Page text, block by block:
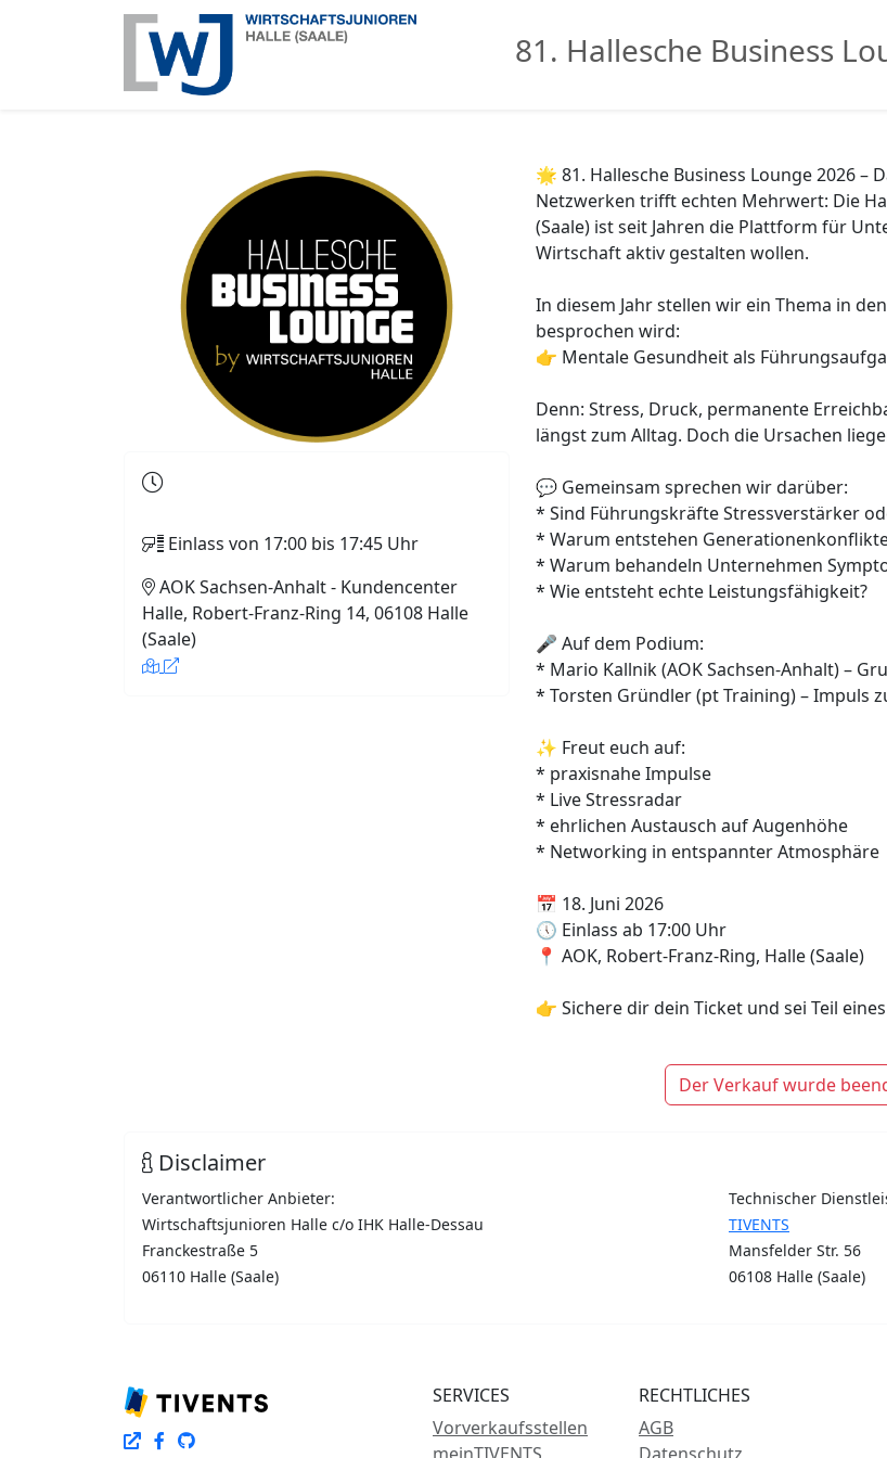
81. Hallesche Business
Einlass von 17:00 bis 17:45 Uhr
AOK Sachsen-Anhalt - Kundencenter
Halle, Robert-Franz-Ring 14, 06108 Halle
(Saale)
🌟 81. Hallesche Business Lounge 2026 –
Netzwerken trifft echten Mehrwert: Die
(Saale) ist seit Jahren die Plattform für
Wirtschaft aktiv gestalten wollen.
In diesem Jahr stellen wir ein Thema in
besprochen wird:
👉 Mentale Gesundheit als
Denn: Stress, Druck, permanente
längst zum Alltag. Doch die Ursachen
💬 Gemeinsam sprechen wir darüber:
* Sind Führungskräfte Stressverstärker
* Warum entstehen
* Warum behandeln Unternehmen
* Wie entsteht echte Leistungsfähigkeit?
🎤 Auf dem Podium:
* Mario Kallnik (AOK Sachsen-Anhalt) –
* Torsten Gründler (pt Training) – Impuls
✨ Freut euch auf:
* praxisnahe Impulse
* Live Stressradar
* ehrlichen Austausch auf Augenhöhe
* Networking in entspannter Atmosphäre
📅 18. Juni 2026
🕔 Einlass ab 17:00 Uhr
📍 AOK, Robert-Franz-Ring, Halle (Saale)
👉 Sichere dir dein Ticket und sei Teil
Der Verkauf wurde
Disclaimer
Verantwortlicher Anbieter:
Wirtschaftsjunioren Halle c/o IHK Halle-Dessau
Franckestraße 5
06110 Halle (Saale)
Technischer
TIVENTS
Mansfelder Str. 56
06108 Halle (Saale)
SERVICES
Vorverkaufsstellen
RECHTLICHES
AGB